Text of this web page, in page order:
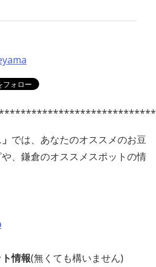
では、あなたのオススメのお豆
、鎌倉のオススメスポットの情
情報(無くても構いません)